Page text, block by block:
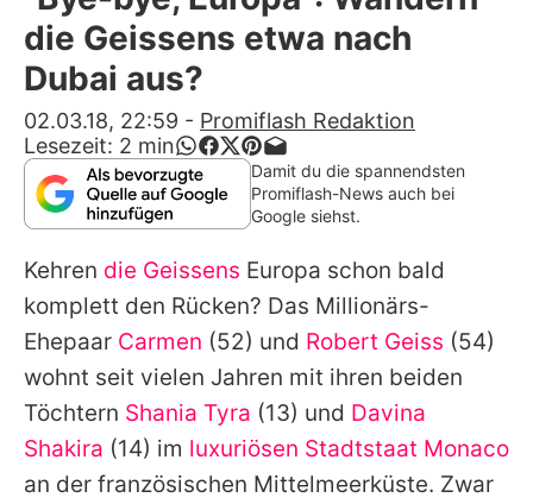
Alle Themen auf Promiflash
App runterladen
Team
Redaktionelle Richtlinien
Impressum
Datenschutzerklärung
Nutzungsbedingungen
Utiq verwalten
die Geissens etwa nach
Dubai aus?
02.03.18, 22:59 - Promiflash Redaktion
Lesezeit: 2 min
Damit du die spannendsten
Promiflash-News auch bei
Google siehst.
Kehren die Geissens Europa schon bald
komplett den Rücken? Das Millionärs-
Ehepaar Carmen (52) und Robert Geiss (54)
wohnt seit vielen Jahren mit ihren beiden
Töchtern Shania Tyra (13) und Davina
Shakira (14) im luxuriösen Stadtstaat Monaco
an der französischen Mittelmeerküste. Zwar